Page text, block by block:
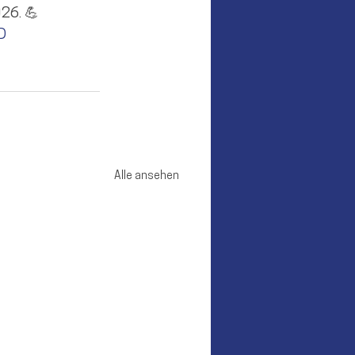
💪
Alle ansehen